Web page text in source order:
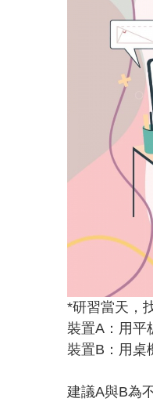
*研習當天，
裝置A：用平
裝置B：用桌
建議A與B為